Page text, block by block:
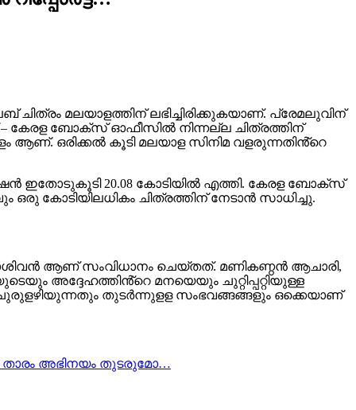
മലയാളത്തിന് ലഭിച്ചിരിക്കുകയാണ്. പ്രേമലുവിന്
– കേരള ബോക്സ് ഓഫീസിൽ നിന്നല്ല ചിത്രത്തിന്
ആണ്. ഒരിക്കൽ കൂടി മലയാള സിനിമ വളരുന്നതിൻ്റെ
ഇതോടുകൂടി 20.08 കോടിയിൽ എത്തി. കേരള ബോക്സ്
ഒരു കോടിയിലധികം ചിത്രത്തിന് നേടാൻ സാധിച്ചു.
ആണ് സംവിധാനം ചെയ്തത്. മണികണ്ഠൻ ആചാരി,
അദ്ദേഹത്തിൻ്റെ മനയെയും ചുറ്റിപ്പറ്റിയുള്ള
തുടർന്നുളള സംഭവങ്ങങ്ങളും ഒക്കെയാണ്
താരം അഭിനയം തുടരുമോ…